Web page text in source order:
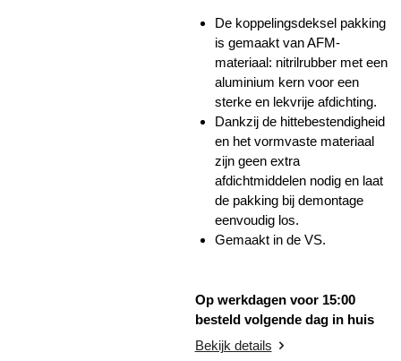
De koppelingsdeksel pakking
is gemaakt van AFM-
materiaal: nitrilrubber met een
aluminium kern voor een
sterke en lekvrije afdichting.
Dankzij de hittebestendigheid
en het vormvaste materiaal
zijn geen extra
afdichtmiddelen nodig en laat
de pakking bij demontage
eenvoudig los.
Gemaakt in de VS.
Op werkdagen voor 15:00
besteld volgende dag in huis
Bekijk details